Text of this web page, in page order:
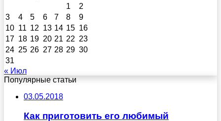
1
2
3
4 5 6 7 8
9
10 11 12 13 14 15 16
17 18 19 20 21 22 23
24 25 26 27 28 29 30
31
« Июл
Популярные статьи
03.05.2018
Как приготовить его любимый